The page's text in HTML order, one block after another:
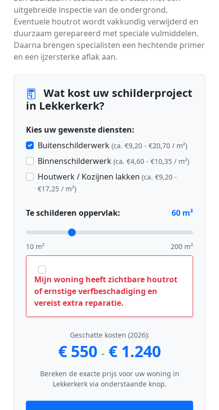
uitgebreide inspectie van de ondergrond.
Eventuele houtrot wordt vakkundig verwijderd en
duurzaam gerepareerd met speciale vulmiddelen.
Daarna brengen specialisten een hechtende primer
en een ijzersterke aflak aan.
Wat kost uw schilderproject
in Lekkerkerk?
Kies uw gewenste diensten:
Buitenschilderwerk (ca. €9,20 - €20,70 / m²)
Binnenschilderwerk (ca. €4,60 - €10,35 / m²)
Houtwerk / Kozijnen lakken (ca. €9,20 -
€17,25 / m²)
Te schilderen oppervlak: 60 m²
10 m² 200 m²
Mijn woning heeft zichtbare houtrot
of ernstige verfbeschadiging en
vereist extra reparatie.
Geschatte kosten (2026):
€ 550 - € 1.240
Bereken de exacte prijs voor uw woning in
Lekkerkerk via onderstaande knop.